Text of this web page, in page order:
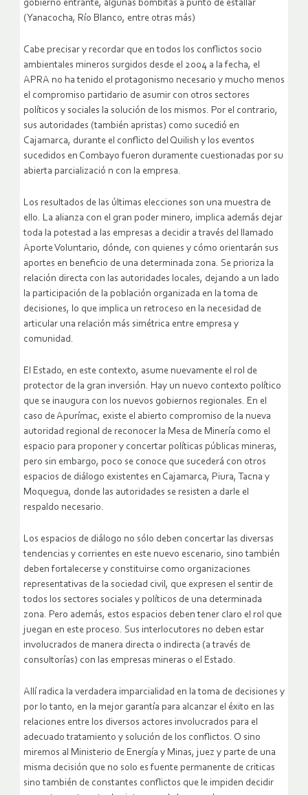
gobierno entrante, algunas bombitas a punto de estallar
(Yanacocha, Río Blanco, entre otras más)
Cabe precisar y recordar que en todos los conflictos socio
ambientales mineros surgidos desde el 2004 a la fecha, el
APRA no ha tenido el protagonismo necesario y mucho menos
el compromiso partidario de asumir con otros sectores
políticos y sociales la solución de los mismos. Por el contrario,
sus autoridades (también apristas) como sucedió en
Cajamarca, durante el conflicto del Quilish y los eventos
sucedidos en Combayo fueron duramente cuestionadas por su
abierta parcializació n con la empresa.
Los resultados de las últimas elecciones son una muestra de
ello. La alianza con el gran poder minero, implica además dejar
toda la potestad a las empresas a decidir a través del llamado
Aporte Voluntario, dónde, con quienes y cómo orientarán sus
aportes en beneficio de una determinada zona. Se prioriza la
relación directa con las autoridades locales, dejando a un lado
la participación de la población organizada en la toma de
decisiones, lo que implica un retroceso en la necesidad de
articular una relación más simétrica entre empresa y
comunidad.
El Estado, en este contexto, asume nuevamente el rol de
protector de la gran inversión. Hay un nuevo contexto político
que se inaugura con los nuevos gobiernos regionales. En el
caso de Apurímac, existe el abierto compromiso de la nueva
autoridad regional de reconocer la Mesa de Minería como el
espacio para proponer y concertar políticas públicas mineras,
pero sin embargo, poco se conoce que sucederá con otros
espacios de diálogo existentes en Cajamarca, Piura, Tacna y
Moquegua, donde las autoridades se resisten a darle el
respaldo necesario.
Los espacios de diálogo no sólo deben concertar las diversas
tendencias y corrientes en este nuevo escenario, sino también
deben fortalecerse y constituirse como organizaciones
representativas de la sociedad civil, que expresen el sentir de
todos los sectores sociales y políticos de una determinada
zona. Pero además, estos espacios deben tener claro el rol que
juegan en este proceso. Sus interlocutores no deben estar
involucrados de manera directa o indirecta (a través de
consultorías) con las empresas mineras o el Estado.
Allí radica la verdadera imparcialidad en la toma de decisiones y
por lo tanto, en la mejor garantía para alcanzar el éxito en las
relaciones entre los diversos actores involucrados para el
adecuado tratamiento y solución de los conflictos. O sino
miremos al Ministerio de Energía y Minas, juez y parte de una
misma decisión que no solo es fuente permanente de criticas
sino también de constantes conflictos que le impiden decidir